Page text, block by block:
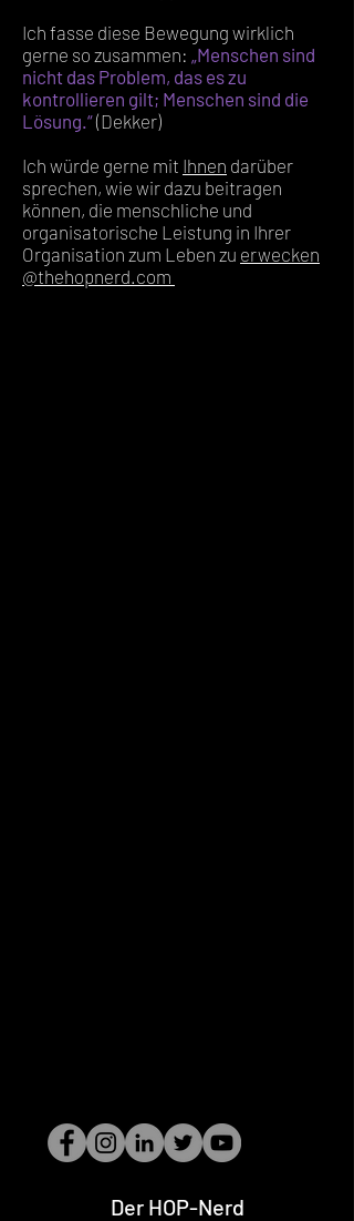
Ich fasse diese Bewegung wirklich
gerne so zusammen: „Menschen sind
nicht das Problem, das es zu
kontrollieren gilt; Menschen sind die
Lösung.“(Dekker)
Ich würde gerne mit Ihnen darüber
sprechen, wie wir dazu beitragen
können, die menschliche und
organisatorische Leistung in Ihrer
Organisation zum Leben zu erwecken
@thehopnerd.com
Der HOP-Nerd